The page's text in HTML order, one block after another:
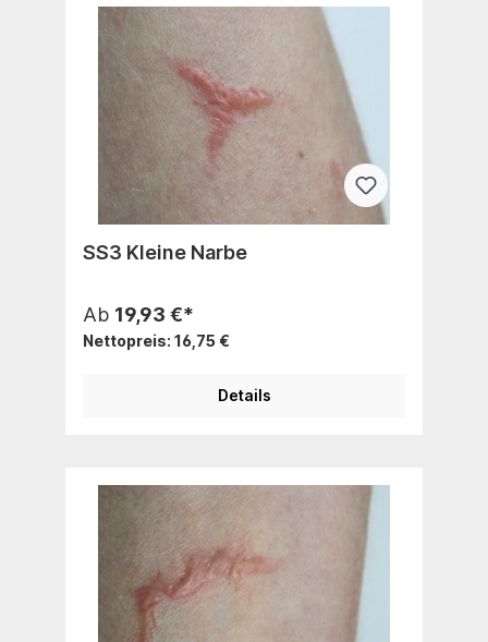
SS3 Kleine Narbe
Ab 19,93 €*
Nettopreis: 16,75 €
Details